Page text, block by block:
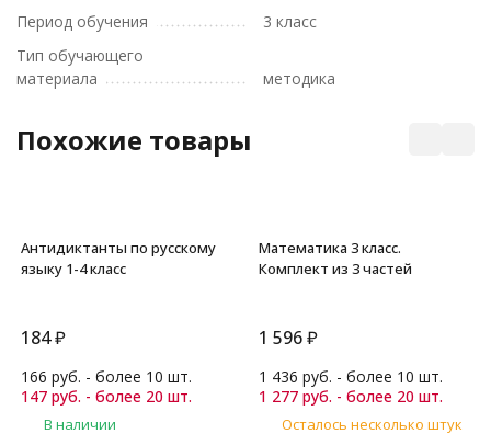
Период обучения
3 класс
Тип обучающего
материала
методика
Похожие товары
Антидиктанты по русскому
языку 1-4 класс
184₽
166 руб. - более 10 шт.
147 руб. - более 20 шт.
В наличии
Математика 3 класс.
Комплект из 3 частей
1 596 ₽
1 436 руб. - более 10 шт.
1 277 руб. - более 20 шт.
Осталось несколько штук